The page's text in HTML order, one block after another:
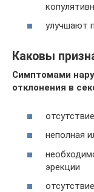
улучшают
Каковы
Симптомами
отклонения в
неполная
эрекции